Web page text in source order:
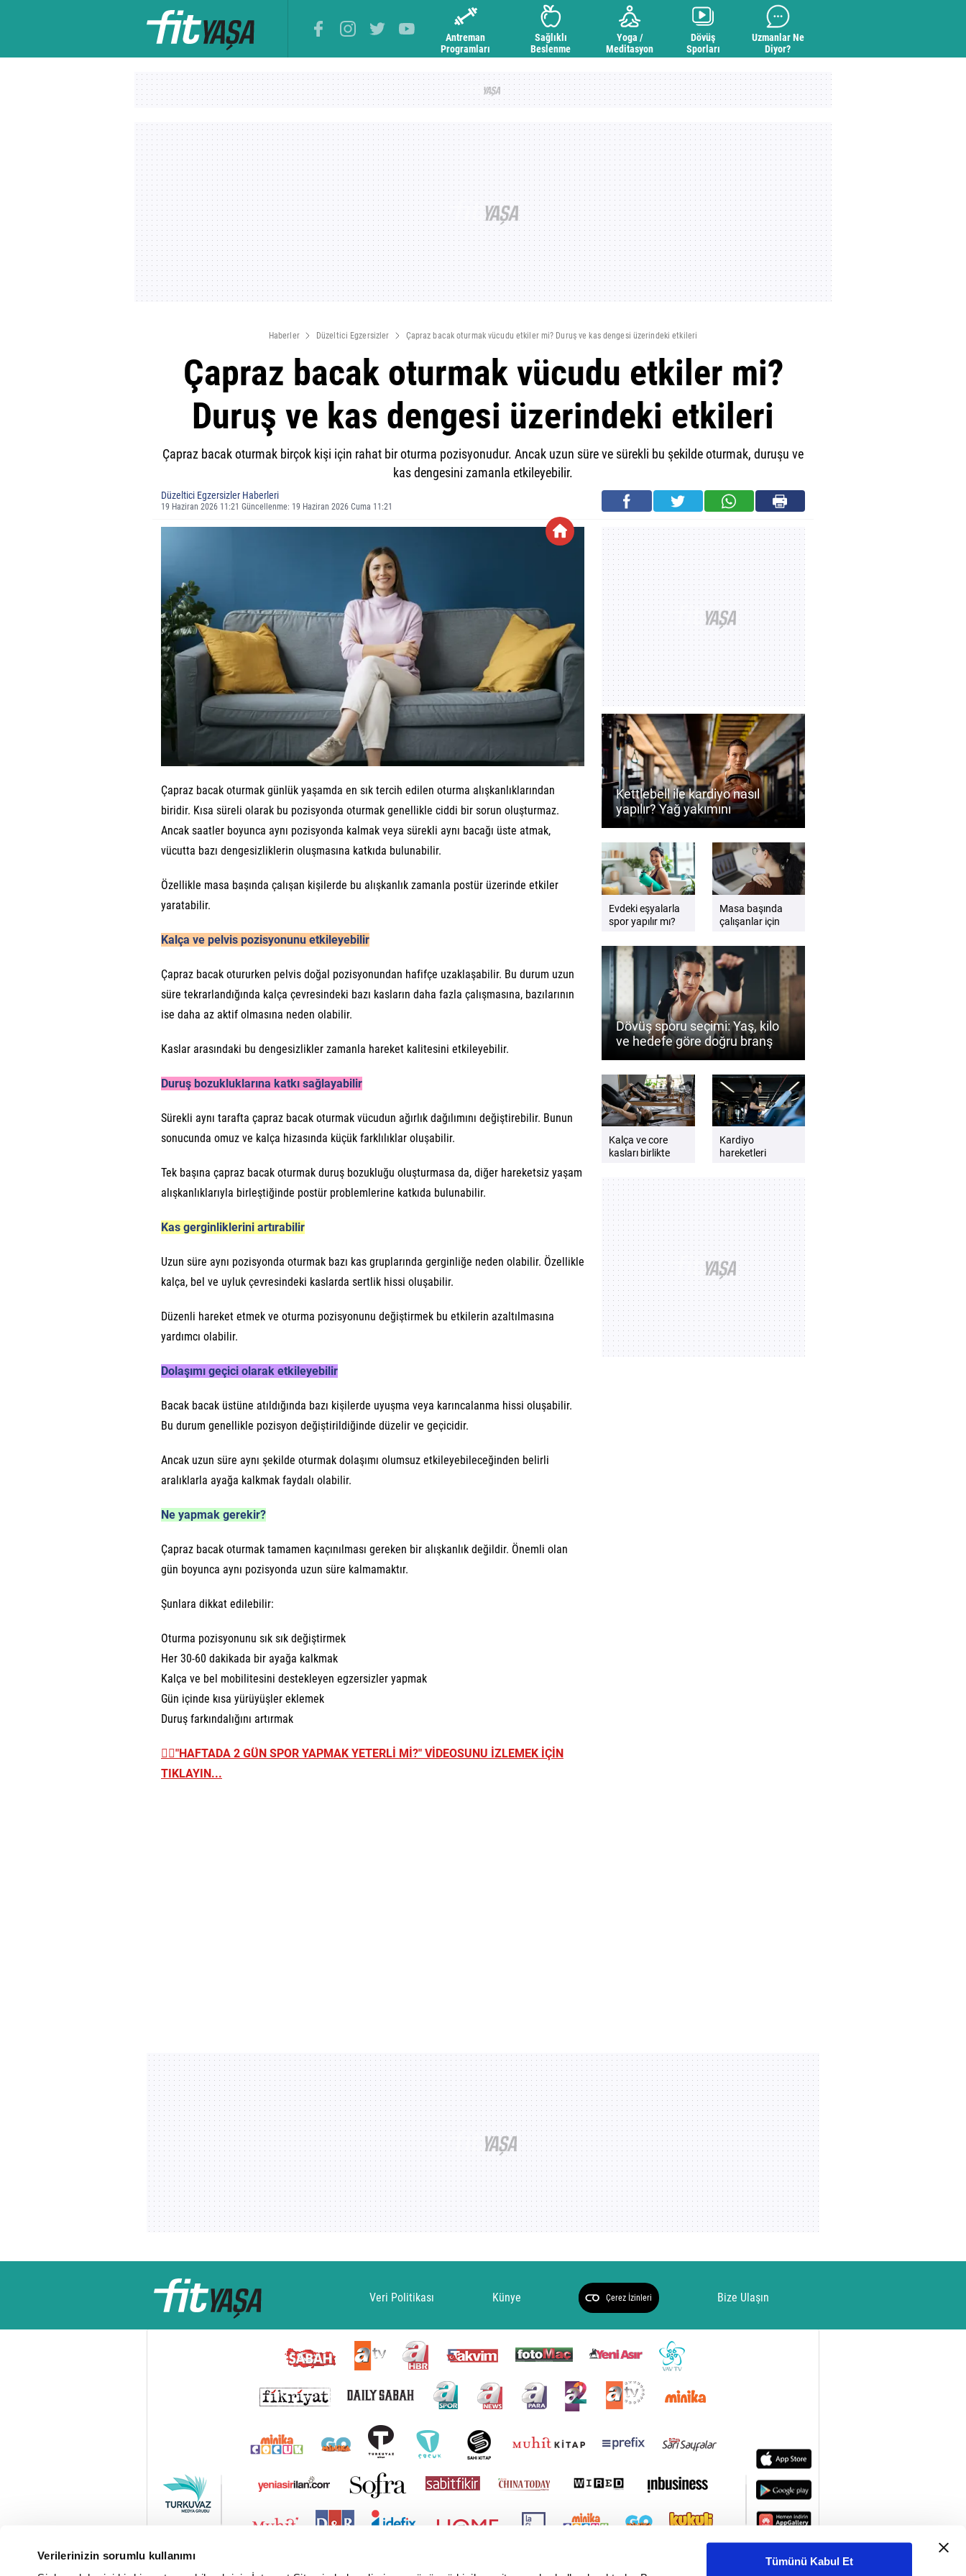
Verilerinizin sorumlu kullanımı
Tümünü Kabul Et
Antreman
Programları
Sağlıklı
Beslenme
Yoga /
Meditasyon
Dövüş
Sporları
Uzmanlar Ne
Diyor?
Haberler Düzeltici Egzersizler Çapraz bacak oturmak vücudu etkiler mi? Duruş ve kas dengesi üzerindeki etkileri
Çapraz bacak oturmak vücudu etkiler mi?
Duruş ve kas dengesi üzerindeki etkileri
Çapraz bacak oturmak birçok kişi için rahat bir oturma pozisyonudur. Ancak uzun süre ve sürekli bu şekilde oturmak, duruşu ve
kas dengesini zamanla etkileyebilir.
Düzeltici Egzersizler Haberleri
19 Haziran 2026 11:21 Güncellenme: 19 Haziran 2026 Cuma 11:21
Çapraz bacak oturmak günlük yaşamda en sık tercih edilen oturma alışkanlıklarından
biridir. Kısa süreli olarak bu pozisyonda oturmak genellikle ciddi bir sorun oluşturmaz.
Ancak saatler boyunca aynı pozisyonda kalmak veya sürekli aynı bacağı üste atmak,
vücutta bazı dengesizliklerin oluşmasına katkıda bulunabilir.
Özellikle masa başında çalışan kişilerde bu alışkanlık zamanla postür üzerinde etkiler
yaratabilir.
Kalça ve pelvis pozisyonunu etkileyebilir
Çapraz bacak otururken pelvis doğal pozisyonundan hafifçe uzaklaşabilir. Bu durum uzun
süre tekrarlandığında kalça çevresindeki bazı kasların daha fazla çalışmasına, bazılarının
ise daha az aktif olmasına neden olabilir.
Kaslar arasındaki bu dengesizlikler zamanla hareket kalitesini etkileyebilir.
Duruş bozukluklarına katkı sağlayabilir
Sürekli aynı tarafta çapraz bacak oturmak vücudun ağırlık dağılımını değiştirebilir. Bunun
sonucunda omuz ve kalça hizasında küçük farklılıklar oluşabilir.
Tek başına çapraz bacak oturmak duruş bozukluğu oluşturmasa da, diğer hareketsiz yaşam
alışkanlıklarıyla birleştiğinde postür problemlerine katkıda bulunabilir.
Kas gerginliklerini artırabilir
Uzun süre aynı pozisyonda oturmak bazı kas gruplarında gerginliğe neden olabilir. Özellikle
kalça, bel ve uyluk çevresindeki kaslarda sertlik hissi oluşabilir.
Düzenli hareket etmek ve oturma pozisyonunu değiştirmek bu etkilerin azaltılmasına
yardımcı olabilir.
Dolaşımı geçici olarak etkileyebilir
Bacak bacak üstüne atıldığında bazı kişilerde uyuşma veya karıncalanma hissi oluşabilir.
Bu durum genellikle pozisyon değiştirildiğinde düzelir ve geçicidir.
Ancak uzun süre aynı şekilde oturmak dolaşımı olumsuz etkileyebileceğinden belirli
aralıklarla ayağa kalkmak faydalı olabilir.
Ne yapmak gerekir?
Çapraz bacak oturmak tamamen kaçınılması gereken bir alışkanlık değildir. Önemli olan
gün boyunca aynı pozisyonda uzun süre kalmamaktır.
Şunlara dikkat edilebilir:
Oturma pozisyonunu sık sık değiştirmek
Her 30-60 dakikada bir ayağa kalkmak
Kalça ve bel mobilitesini destekleyen egzersizler yapmak
Gün içinde kısa yürüyüşler eklemek
Duruş farkındalığını artırmak
👉🏼"HAFTADA 2 GÜN SPOR YAPMAK YETERLİ Mİ?" VİDEOSUNU İZLEMEK İÇİN
TIKLAYIN...
Kettlebell ile kardiyo nasıl
yapılır? Yağ yakımını
destekleyen antrenman
rehberi
Evdeki eşyalarla
spor yapılır mı?
rehberi
Masa başında
çalışanlar için
esnemeleri
Dövüş sporu seçimi: Yaş, kilo
ve hedefe göre doğru branş
nasıl belirlenir?
Kalça ve core
kasları birlikte
çalıştırılmalıdır?
Güçlü ve dengeli
bir vücut için
öneriler
Kardiyo
hareketleri
seviyesini artırır
mı? Daha zinde
hissetmek için
kardiyo önerileri
Veri Politikası Künye Çerez İzinleri Bize Ulaşın